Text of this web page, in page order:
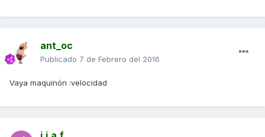
ant_oc
Publicado 7 de Febrero del 2016
Vaya maquinón :velocidad